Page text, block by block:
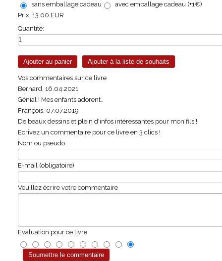
sans emballage cadeau
avec emballage cadeau (+1€)
Prix: 13.00 EUR
Quantité:
Vos commentaires sur ce livre
Bernard, 16.04.2021
Génial ! Mes enfants adorent..
François, 07.07.2019
De beaux dessins et plein d'infos intéressantes pour mon fils !
Ecrivez un commentaire pour ce livre en 3 clics !
Nom ou pseudo
E-mail (obligatoire)
Veuillez écrire votre commentaire
Evaluation pour ce livre